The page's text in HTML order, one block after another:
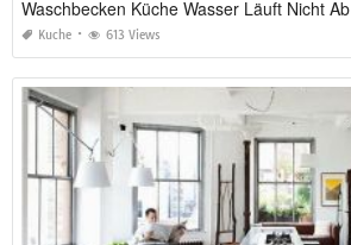
Waschbecken Küche Wasser Läuft Nicht Ab
Kuche 613 Views